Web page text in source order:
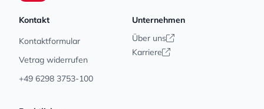
Kontakt
Kontaktformular
Vetrag widerrufen
+49 6298 3753-100
Unternehmen
Über uns
Karriere